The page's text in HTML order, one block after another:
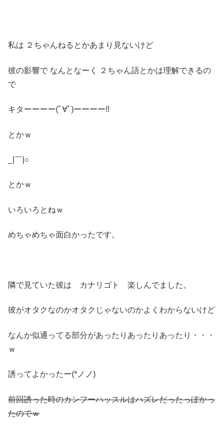
私は ２ちゃんねるとかあまり見ないけど
彼の影響で なんとなーく ２ちゃん語とかは理解できるの
で
キターーーー(ﾟ∀ﾟ)ーーーー!!
とかｗ
_|￣|○
とかｗ
いろいろとねｗ
めちゃめちゃ面白かったです。
隣で見ていた彼は カナリゴト 楽しんでました。
彼がオタクなのかオタクじゃないのかよくわからないけど
なんか似通ってる部分があったりあったりあったり・・・
ｗ
誘ってよかったー(*ノノ)
前回誘った時のカンフーハッスルはハズレだったっぽかっ
たのでｗ